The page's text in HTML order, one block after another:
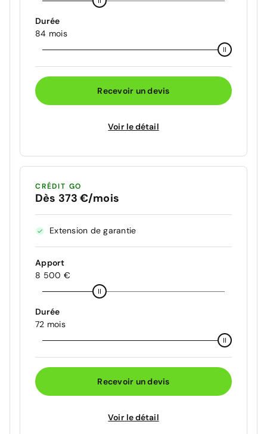
Durée
84 mois
Recevoir un devis
Voir le détail
CRÉDIT GO
Dès 373 €/mois
Extension de garantie
Apport
8 500 €
Durée
72 mois
Recevoir un devis
Voir le détail